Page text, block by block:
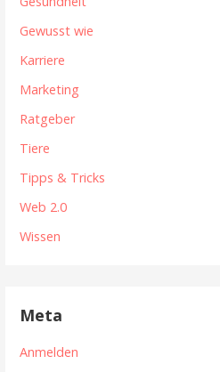
Gewusst wie
Karriere
Marketing
Ratgeber
Tiere
Tipps & Tricks
Web 2.0
Wissen
Meta
Anmelden